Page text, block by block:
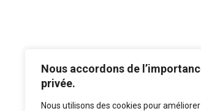
Nous accordons de
privée.
Nous utilisons des cookies pour